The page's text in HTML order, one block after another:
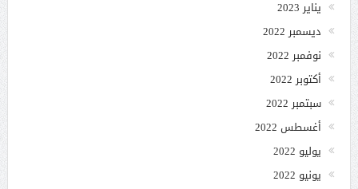
يناير 2023
ديسمبر 2022
نوفمبر 2022
أكتوبر 2022
سبتمبر 2022
أغسطس 2022
يوليو 2022
يونيو 2022